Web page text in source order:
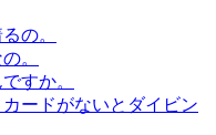
の。
。
すか。
ードがないとダイビン